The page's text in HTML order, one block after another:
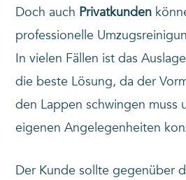
Doch auch Privatkunden
professionelle
In vielen Fällen ist das
die beste Lösung, da der
den Lappen schwingen muss
eigenen Angelegenheiten
Der Kunde sollte gegenüber